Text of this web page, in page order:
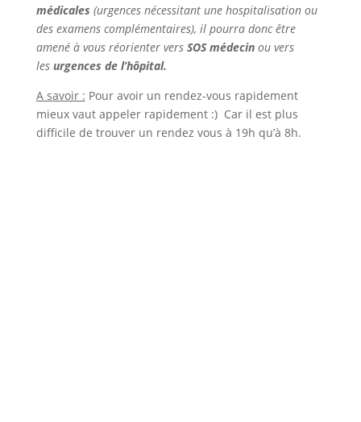
médicales (urgences nécessitant une hospitalisation ou
des examens complémentaires), il pourra donc être
amené à vous réorienter vers SOS médecinou vers
les urgences de l’hôpital.
A savoir : Pour avoir un rendez-vous rapidement
mieux vaut appeler rapidement :) Car il est plus
difficile de trouver un rendez vous à 19h qu’à 8h.